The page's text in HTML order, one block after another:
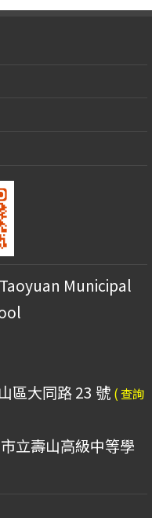
Municipal
區大同路 23 號 ( 查詢
立壽山高級中等學